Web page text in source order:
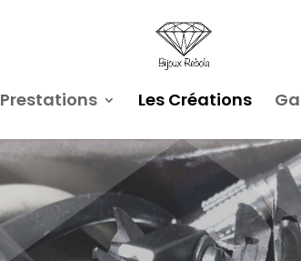
Prestations Les Créations